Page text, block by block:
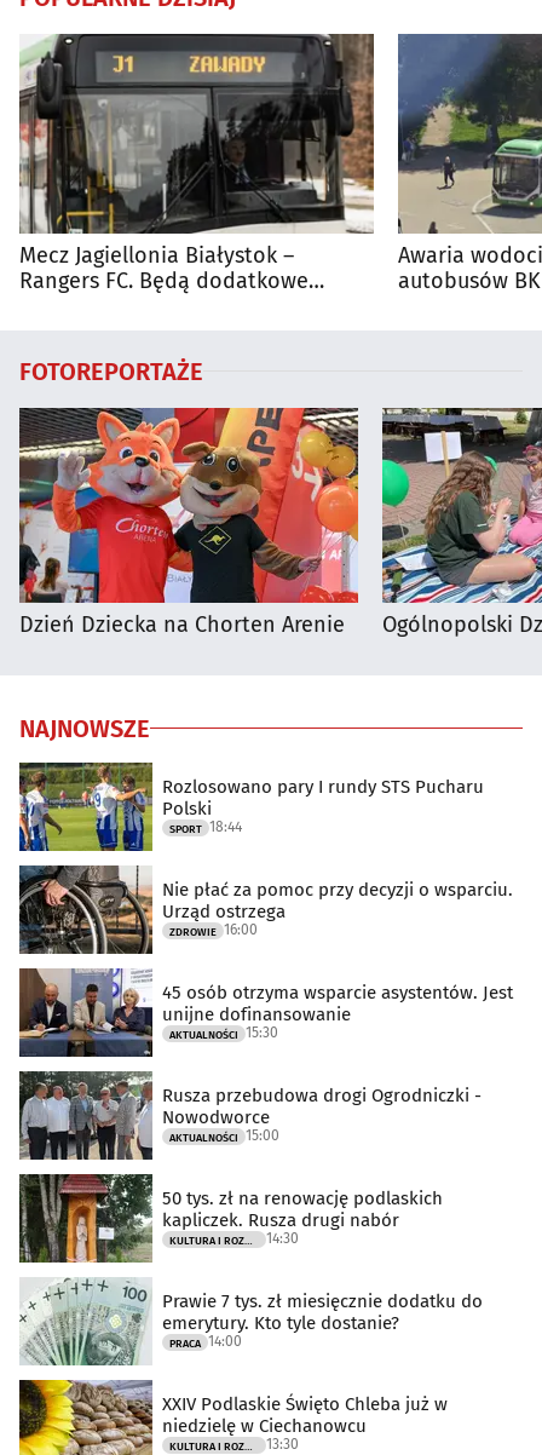
Mecz Jagiellonia Białystok –
Rangers FC. Będą dodatkowe
Awaria
autobusów
FOTOREPORTAŻE
Dzień Dziecka na Chorten Arenie Ogólnopolski
NAJNOWSZE
Rozlosowano pary I rundy STS Pucharu
Polski
SPORT 18:44
Nie płać za pomoc przy decyzji o wsparciu.
Urząd ostrzega
ZDROWIE 16:00
45 osób otrzyma wsparcie asystentów. Jest
unijne dofinansowanie
AKTUALNOŚCI 15:30
Rusza przebudowa drogi Ogrodniczki -
Nowodworce
AKTUALNOŚCI 15:00
50 tys. zł na renowację podlaskich
kapliczek. Rusza drugi nabór
KULTURA I ROZRYWKA 14:30
Prawie 7 tys. zł miesięcznie dodatku do
emerytury. Kto tyle dostanie?
PRACA 14:00
XXIV Podlaskie Święto Chleba już w
niedzielę w Ciechanowcu
KULTURA I ROZRYWKA 13:30